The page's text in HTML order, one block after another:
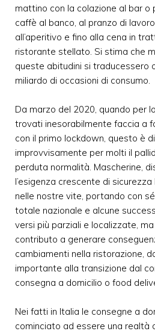
mattino con la colazione al bar o
caffè al banco, al pranzo di
all’aperitivo e fino alla cena in
ristorante stellato. Si stima che
queste abitudini si traducessero
miliardo di occasioni di consumo.
Da marzo del 2020, quando per
trovati inesorabilmente faccia a
con il primo lockdown, questo è
improvvisamente per molti il
perduta normalità. Mascherine,
l’esigenza crescente di
nelle nostre vite, portando con
totale nazionale e alcune
versi più parziali e localizzate,
contributo a generare
cambiamenti nella ristorazione,
importante alla transizione dal
consegna a domicilio o food
Nei fatti in Italia le consegne a
cominciato ad essere una realtà